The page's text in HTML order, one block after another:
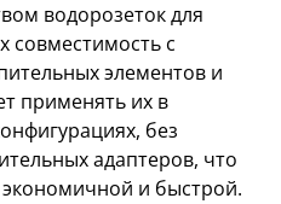
водорозеток для
совместимость с
элементов и
применять их в
без
адаптеров, что
экономичной и быстрой.